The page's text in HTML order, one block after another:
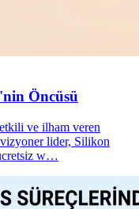
Öncüsü
ve ilham veren
lider, Silikon
w…